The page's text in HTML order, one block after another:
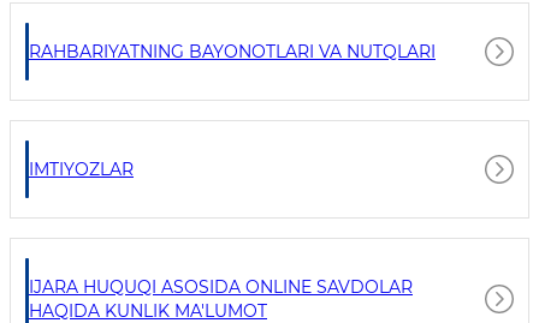
RAHBARIYATNING BAYONOTLARI VA NUTQLARI
IMTIYOZLAR
IJARA HUQUQI ASOSIDA ONLINE SAVDOLAR
HAQIDA KUNLIK MA'LUMOT